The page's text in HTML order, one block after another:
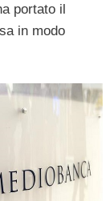
portato il
in modo